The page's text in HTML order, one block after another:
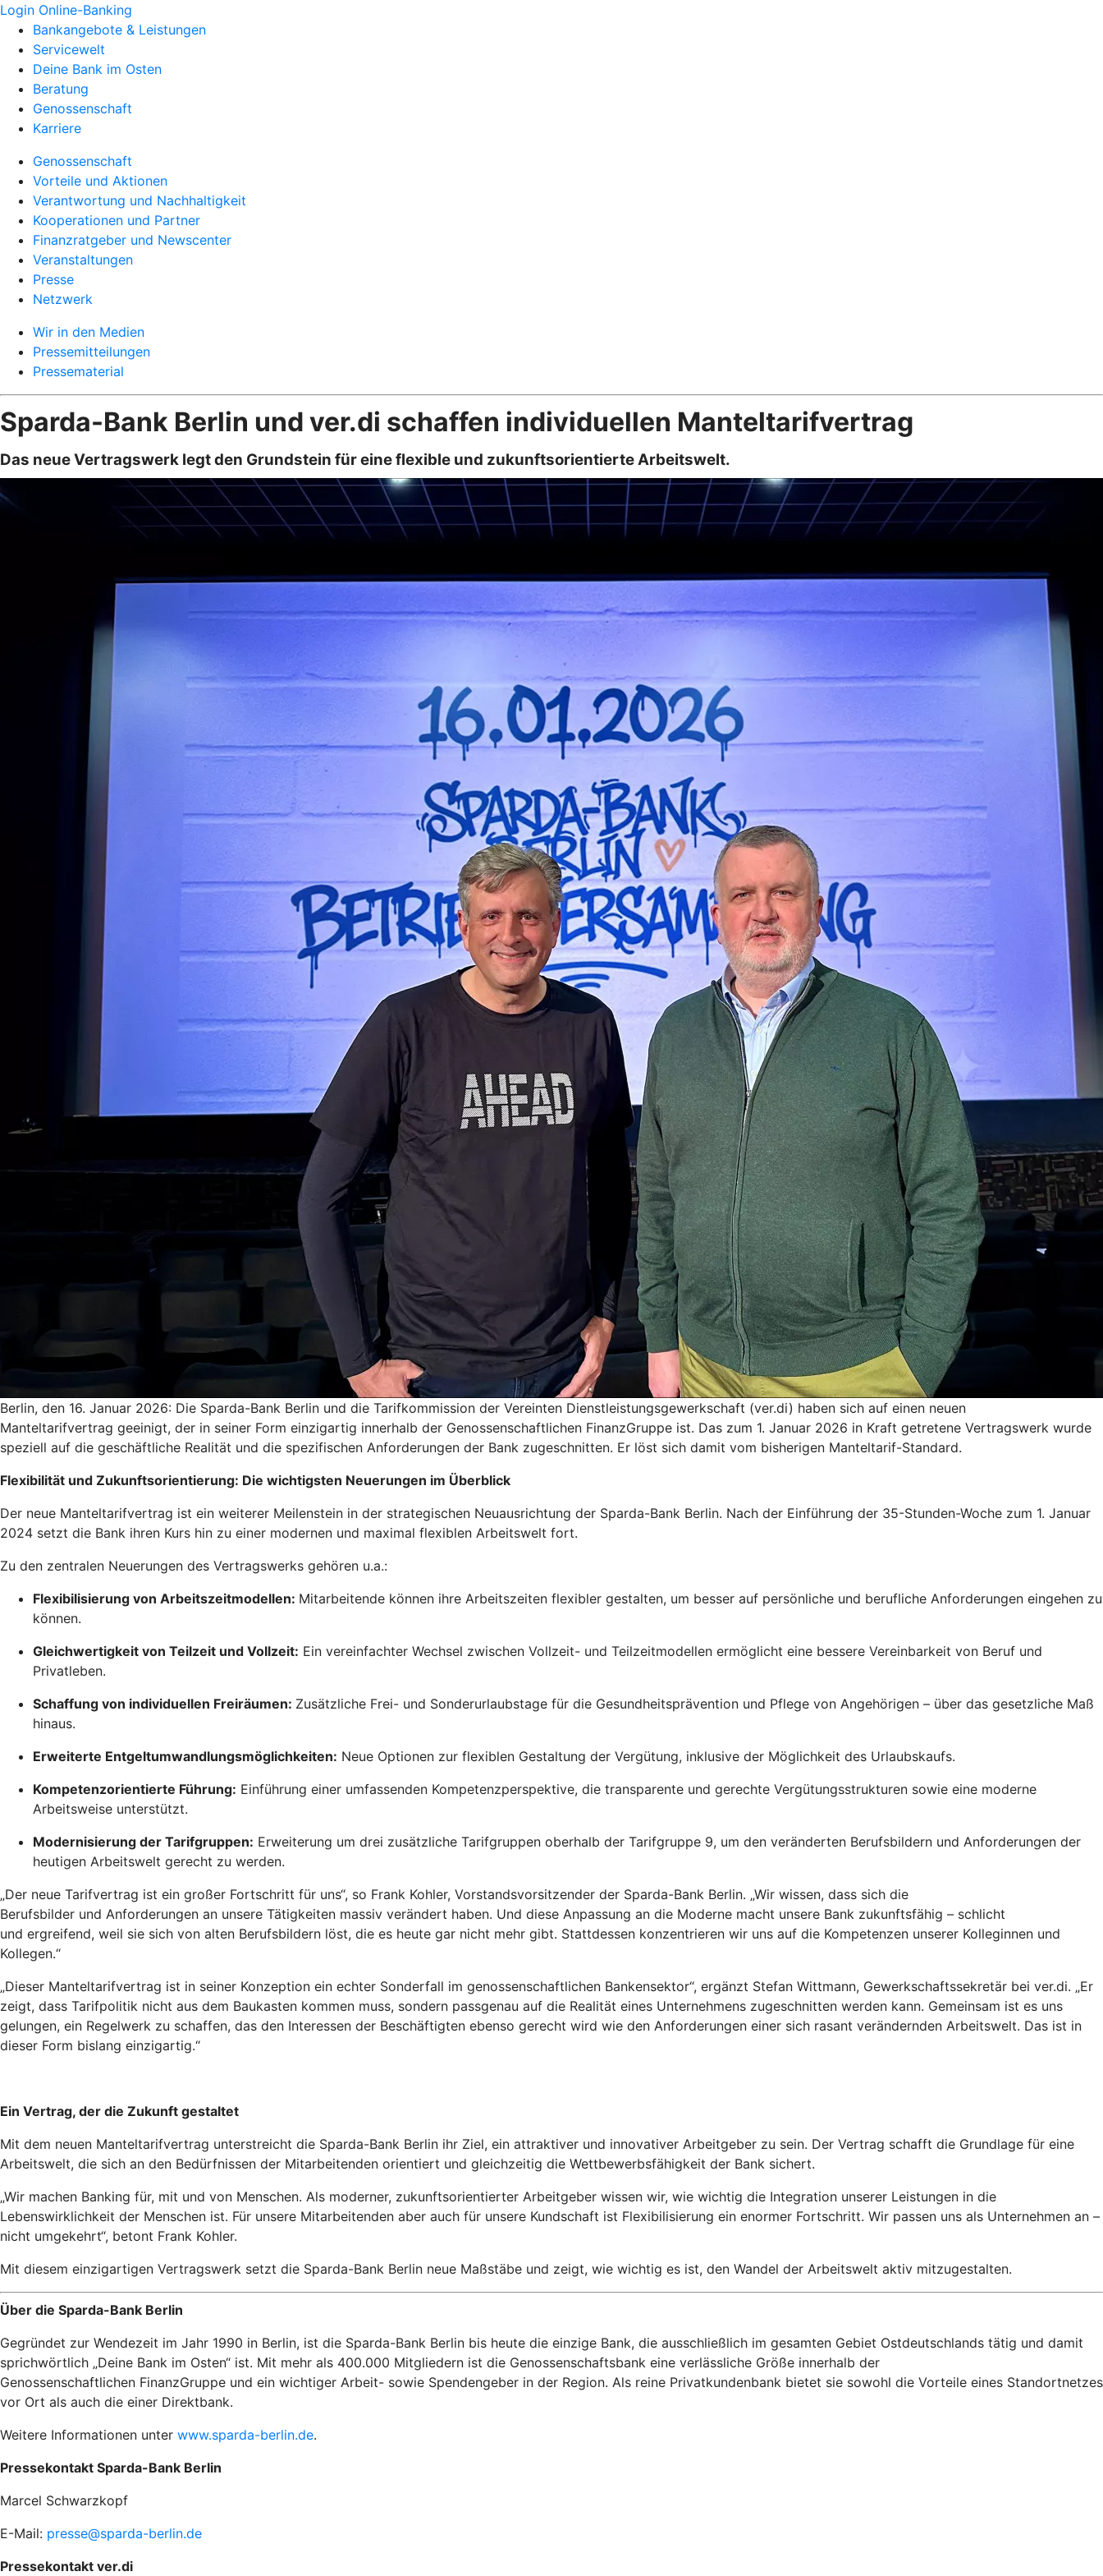
Login Online-Banking
Bankangebote & Leistungen
Servicewelt
Deine Bank im Osten
Beratung
Genossenschaft
Karriere
Genossenschaft
Vorteile und Aktionen
Verantwortung und Nachhaltigkeit
Kooperationen und Partner
Finanzratgeber und Newscenter
Veranstaltungen
Presse
Netzwerk
Wir in den Medien
Pressemitteilungen
Pressematerial
Sparda-Bank Berlin und ver.di schaffen individuellen Manteltarifvertrag
Das neue Vertragswerk legt den Grundstein für eine flexible und zukunftsorientierte Arbeitswelt.
Berlin, den 16. Januar 2026: Die Sparda-Bank Berlin und die Tarifkommission der Vereinten Dienstleistungsgewerkschaft (ver.di) haben sich auf einen neuen
Manteltarifvertrag geeinigt, der in seiner Form einzigartig innerhalb der Genossenschaftlichen FinanzGruppe ist. Das zum 1. Januar 2026 in Kraft getretene Vertragswerk wurde
speziell auf die geschäftliche Realität und die spezifischen Anforderungen der Bank zugeschnitten. Er löst sich damit vom bisherigen Manteltarif-Standard.
Flexibilität und Zukunftsorientierung: Die wichtigsten Neuerungen im Überblick
Der neue Manteltarifvertrag ist ein weiterer Meilenstein in der strategischen Neuausrichtung der Sparda-Bank Berlin. Nach der Einführung der 35-Stunden-Woche zum 1. Januar
2024 setzt die Bank ihren Kurs hin zu einer modernen und maximal flexiblen Arbeitswelt fort.
Zu den zentralen Neuerungen des Vertragswerks gehören u.a.:
Flexibilisierung von Arbeitszeitmodellen: Mitarbeitende können ihre Arbeitszeiten flexibler gestalten, um besser auf persönliche und berufliche Anforderungen eingehen zu
können.
Gleichwertigkeit von Teilzeit und Vollzeit: Ein vereinfachter Wechsel zwischen Vollzeit- und Teilzeitmodellen ermöglicht eine bessere Vereinbarkeit von Beruf und
Privatleben.
Schaffung von individuellen Freiräumen: Zusätzliche Frei- und Sonderurlaubstage für die Gesundheitsprävention und Pflege von Angehörigen – über das gesetzliche Maß
hinaus.
Erweiterte Entgeltumwandlungsmöglichkeiten: Neue Optionen zur flexiblen Gestaltung der Vergütung, inklusive der Möglichkeit des Urlaubskaufs.
Kompetenzorientierte Führung: Einführung einer umfassenden Kompetenzperspektive, die transparente und gerechte Vergütungsstrukturen sowie eine moderne
Arbeitsweise unterstützt.
Modernisierung der Tarifgruppen: Erweiterung um drei zusätzliche Tarifgruppen oberhalb der Tarifgruppe 9, um den veränderten Berufsbildern und Anforderungen der
heutigen Arbeitswelt gerecht zu werden.
„Der neue Tarifvertrag ist ein großer Fortschritt für uns“, so Frank Kohler, Vorstandsvorsitzender der Sparda-Bank Berlin. „Wir wissen, dass sich die
Berufsbilder und Anforderungen an unsere Tätigkeiten massiv verändert haben. Und diese Anpassung an die Moderne macht unsere Bank zukunftsfähig – schlicht
und ergreifend, weil sie sich von alten Berufsbildern löst, die es heute gar nicht mehr gibt. Stattdessen konzentrieren wir uns auf die Kompetenzen unserer Kolleginnen und
Kollegen.“
„Dieser Manteltarifvertrag ist in seiner Konzeption ein echter Sonderfall im genossenschaftlichen Bankensektor“, ergänzt Stefan Wittmann, Gewerkschaftssekretär bei ver.di. „Er
zeigt, dass Tarifpolitik nicht aus dem Baukasten kommen muss, sondern passgenau auf die Realität eines Unternehmens zugeschnitten werden kann. Gemeinsam ist es uns
gelungen, ein Regelwerk zu schaffen, das den Interessen der Beschäftigten ebenso gerecht wird wie den Anforderungen einer sich rasant verändernden Arbeitswelt. Das ist in
dieser Form bislang einzigartig.“
Ein Vertrag, der die Zukunft gestaltet
Mit dem neuen Manteltarifvertrag unterstreicht die Sparda-Bank Berlin ihr Ziel, ein attraktiver und innovativer Arbeitgeber zu sein. Der Vertrag schafft die Grundlage für eine
Arbeitswelt, die sich an den Bedürfnissen der Mitarbeitenden orientiert und gleichzeitig die Wettbewerbsfähigkeit der Bank sichert.
„Wir machen Banking für, mit und von Menschen. Als moderner, zukunftsorientierter Arbeitgeber wissen wir, wie wichtig die Integration unserer Leistungen in die
Lebenswirklichkeit der Menschen ist. Für unsere Mitarbeitenden aber auch für unsere Kundschaft ist Flexibilisierung ein enormer Fortschritt. Wir passen uns als Unternehmen an –
nicht umgekehrt“, betont Frank Kohler.
Mit diesem einzigartigen Vertragswerk setzt die Sparda-Bank Berlin neue Maßstäbe und zeigt, wie wichtig es ist, den Wandel der Arbeitswelt aktiv mitzugestalten.
Über die Sparda-Bank Berlin
Gegründet zur Wendezeit im Jahr 1990 in Berlin, ist die Sparda-Bank Berlin bis heute die einzige Bank, die ausschließlich im gesamten Gebiet Ostdeutschlands tätig und damit
sprichwörtlich „Deine Bank im Osten“ ist. Mit mehr als 400.000 Mitgliedern ist die Genossenschaftsbank eine verlässliche Größe innerhalb der
Genossenschaftlichen FinanzGruppe und ein wichtiger Arbeit- sowie Spendengeber in der Region. Als reine Privatkundenbank bietet sie sowohl die Vorteile eines Standortnetzes
vor Ort als auch die einer Direktbank.
Weitere Informationen unter www.sparda-berlin.de.
Pressekontakt Sparda-Bank Berlin
Marcel Schwarzkopf
E-Mail: presse@sparda-berlin.de
Pressekontakt ver.di